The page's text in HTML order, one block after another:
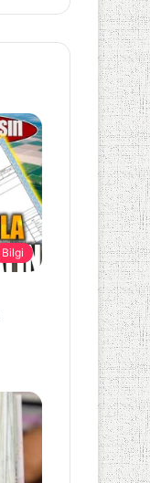
Bilgi